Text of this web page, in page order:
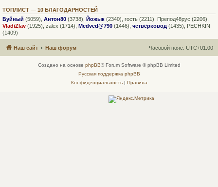
ТОПЛИСТ — 10 БЛАГОДАРНОСТЕЙ
Буйный (5059), Антон80 (3738), Йожык (2340), гость (2211), Препод48рус (2206),
VladiZlav (1925), zalex (1714), Medved@790 (1446), четвёрковод (1435), PECHKIN
(1409)
Наш сайт Наш форум Часовой пояс: UTC+01:00
Создано на основе phpBB® Forum Software © phpBB Limited
Русская поддержка phpBB
Конфиденциальность| Правила